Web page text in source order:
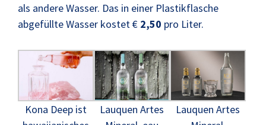
als andere Wasser. Das in einer Plastikflasche
abgefüllte Wasser kostet € 2,50 pro Liter.
Kona Deep ist
Lauquen Artes
Lauquen Artes